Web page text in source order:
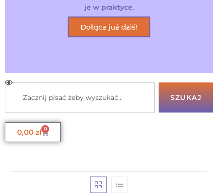
je w praktyce.
Dołącz już dziś!
SZUKAJ
0,00 zł 0